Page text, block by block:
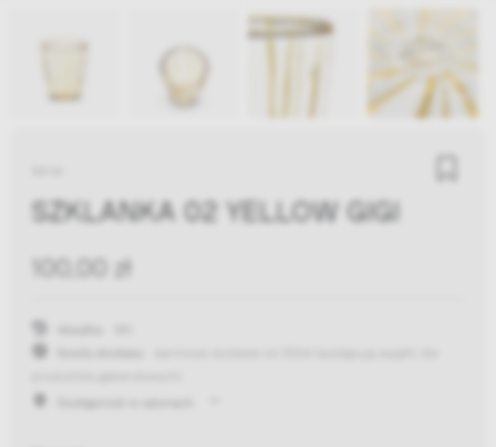
SZKLANKA 02 YELLOW GIGI
100,00 zł